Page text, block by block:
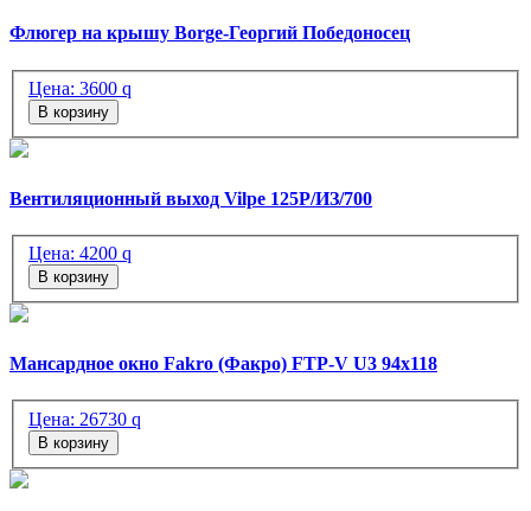
Флюгер на крышу Borge-Георгий Победоносец
Цена: 3600 q
В корзину
Вентиляционный выход Vilpe 125Р/ИЗ/700
Цена: 4200 q
В корзину
Мансардное окно Fakro (Факро) FTP-V U3 94х118
Цена: 26730 q
В корзину